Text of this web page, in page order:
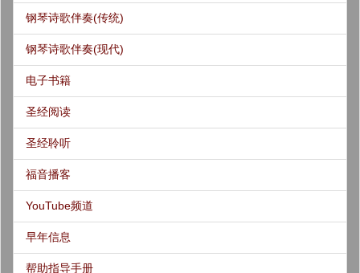
钢琴诗歌伴奏(传统)
钢琴诗歌伴奏(现代)
电子书籍
圣经阅读
圣经聆听
福音播客
YouTube频道
早年信息
帮助指导手册